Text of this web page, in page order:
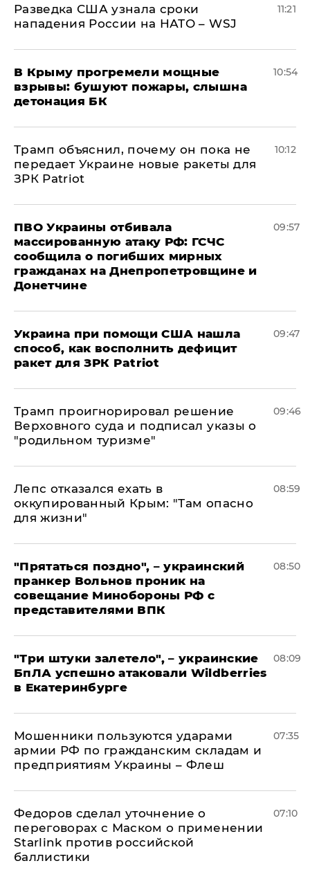
Разведка США узнала сроки
нападения России на НАТО – WSJ
11:21
В Крыму прогремели мощные
взрывы: бушуют пожары, слышна
детонация БК
10:54
Трамп объяснил, почему он пока не
передает Украине новые ракеты для
ЗРК Patriot
10:12
ПВО Украины отбивала
массированную атаку РФ: ГСЧС
сообщила о погибших мирных
гражданах на Днепропетровщине и
Донетчине
09:57
Украина при помощи США нашла
способ, как восполнить дефицит
ракет для ЗРК Patriot
09:47
Трамп проигнорировал решение
Верховного суда и подписал указы о
"родильном туризме"
09:46
Лепс отказался ехать в
оккупированный Крым: "Там опасно
для жизни"
08:59
"Прятаться поздно", – украинский
пранкер Вольнов проник на
совещание Минобороны РФ с
представителями ВПК
08:50
"Три штуки залетело", – украинские
БпЛА успешно атаковали Wildberries
в Екатеринбурге
08:09
Мошенники пользуются ударами
армии РФ по гражданским складам и
предприятиям Украины – Флеш
07:35
Федоров сделал уточнение о
переговорах с Маском о применении
Starlink против российской
баллистики
07:10